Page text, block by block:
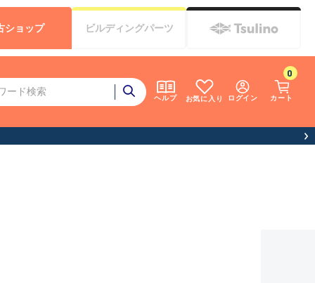
ヘルプ お気に入り ログイン カート
0
ショップ ビルディングパーツ